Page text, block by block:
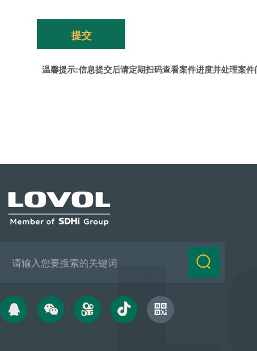
提交
温馨提示:信息提交后请定期扫码查看案件进度并处理案